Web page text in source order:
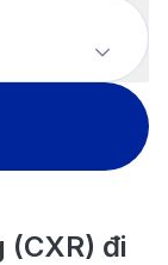
đi